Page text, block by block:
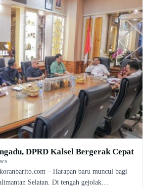
DPRD Kalsel Bergerak Cepat
– Harapan baru muncul bagi
Selatan. Di tengah gejolak…